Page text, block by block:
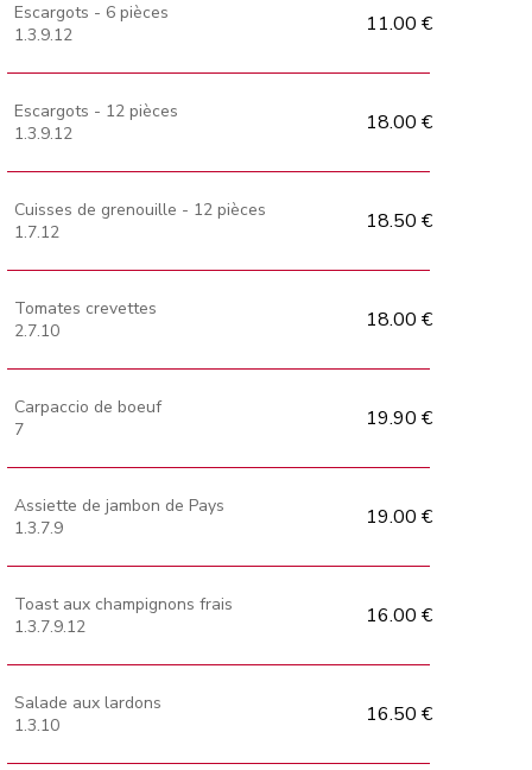
Escargots - 6 pièces
1.3.9.12
11.00 €
Escargots - 12 pièces
1.3.9.12
18.00 €
Cuisses de grenouille - 12 pièces
1.7.12
18.50 €
Tomates crevettes
2.7.10
18.00 €
Carpaccio de boeuf
7
19.90 €
Assiette de jambon de Pays
1.3.7.9
19.00 €
Toast aux champignons frais
1.3.7.9.12
16.00 €
Salade aux lardons
1.3.10
16.50 €